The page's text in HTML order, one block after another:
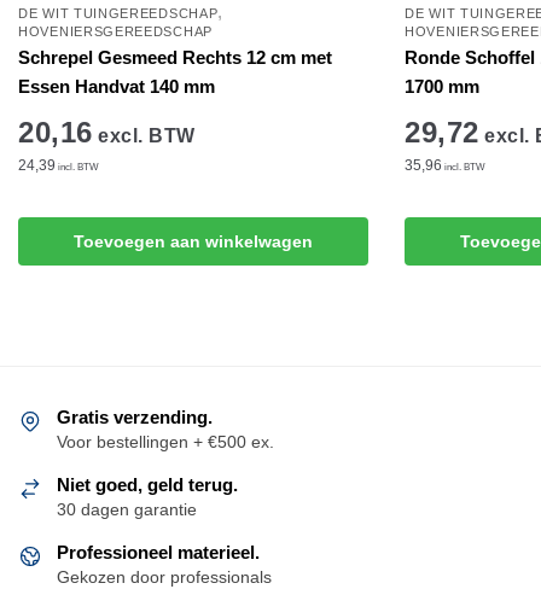
DE WIT TUINGEREEDSCHAP,
HOVENIERSGEREEDSCHAP
Schrepel Gesmeed Rechts 12 cm met
Essen Handvat 140 mm
20,16 excl. BTW
24,39 incl. BTW
Toevoegen aan winkelwagen
DE WIT
Ronde Schoffel
1700 mm
29,72 excl.
35,96 incl. BTW
Gratis verzending.
Voor bestellingen + €500 ex.
Niet goed, geld terug.
30 dagen garantie
Professioneel materieel.
Gekozen door professionals